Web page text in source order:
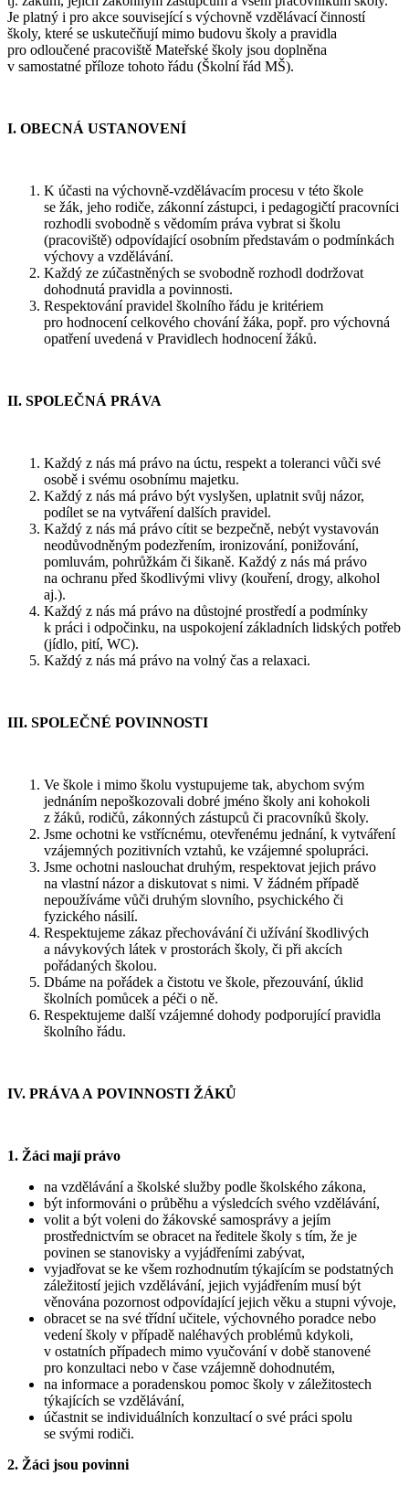
Je platný i pro akce související s výchovně vzdělávací činností
školy, které se uskutečňují mimo budovu školy a pravidla
pro odloučené pracoviště Mateřské školy jsou doplněna
v samostatné příloze tohoto řádu (Školní řád MŠ).
I. OBECNÁ USTANOVENÍ
K účasti na výchovně-vzdělávacím procesu v této škole
se žák, jeho rodiče, zákonní zástupci, i pedagogičtí pracovníci
rozhodli svobodně s vědomím práva vybrat si školu
(pracoviště) odpovídající osobním představám o podmínkách
výchovy a vzdělávání.
Každý ze zúčastněných se svobodně rozhodl dodržovat
dohodnutá pravidla a povinnosti.
Respektování pravidel školního řádu je kritériem
pro hodnocení celkového chování žáka, popř. pro výchovná
opatření uvedená v Pravidlech hodnocení žáků.
II. SPOLEČNÁ PRÁVA
Každý z nás má právo na úctu, respekt a toleranci vůči své
osobě i svému osobnímu majetku.
Každý z nás má právo být vyslyšen, uplatnit svůj názor,
podílet se na vytváření dalších pravidel.
Každý z nás má právo cítit se bezpečně, nebýt vystavován
neodůvodněným podezřením, ironizování, ponižování,
pomluvám, pohrůžkám či šikaně. Každý z nás má právo
na ochranu před škodlivými vlivy (kouření, drogy, alkohol
aj.).
Každý z nás má právo na důstojné prostředí a podmínky
k práci i odpočinku, na uspokojení základních lidských potřeb
(jídlo, pití, WC).
Každý z nás má právo na volný čas a relaxaci.
III. SPOLEČNÉ POVINNOSTI
Ve škole i mimo školu vystupujeme tak, abychom svým
jednáním nepoškozovali dobré jméno školy ani kohokoli
z žáků, rodičů, zákonných zástupců či pracovníků školy.
Jsme ochotni ke vstřícnému, otevřenému jednání, k vytváření
vzájemných pozitivních vztahů, ke vzájemné spolupráci.
Jsme ochotni naslouchat druhým, respektovat jejich právo
na vlastní názor a diskutovat s nimi. V žádném případě
nepoužíváme vůči druhým slovního, psychického či
fyzického násilí.
Respektujeme zákaz přechovávání či užívání škodlivých
a návykových látek v prostorách školy, či při akcích
pořádaných školou.
Dbáme na pořádek a čistotu ve škole, přezouvání, úklid
školních pomůcek a péči o ně.
Respektujeme další vzájemné dohody podporující pravidla
školního řádu.
IV. PRÁVA A POVINNOSTI ŽÁKŮ
1. Žáci mají právo
na vzdělávání a školské služby podle školského zákona,
být informováni o průběhu a výsledcích svého vzdělávání,
volit a být voleni do žákovské samosprávy a jejím
prostřednictvím se obracet na ředitele školy s tím, že je
povinen se stanovisky a vyjádřeními zabývat,
vyjadřovat se ke všem rozhodnutím týkajícím se podstatných
záležitostí jejich vzdělávání, jejich vyjádřením musí být
věnována pozornost odpovídající jejich věku a stupni vývoje,
obracet se na své třídní učitele, výchovného poradce nebo
vedení školy v případě naléhavých problémů kdykoli,
v ostatních případech mimo vyučování v době stanovené
pro konzultaci nebo v čase vzájemně dohodnutém,
na informace a poradenskou pomoc školy v záležitostech
týkajících se vzdělávání,
účastnit se individuálních konzultací o své práci spolu
se svými rodiči.
2. Žáci jsou povinni